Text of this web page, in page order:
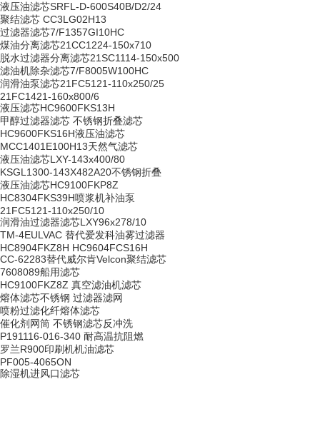
液压油滤芯SRFL-D-600S40B/D2/24
聚结滤芯 CC3LG02H13
过滤器滤芯7/F1357GI10HC
煤油分离滤芯21CC1224-150x710
脱水过滤器分离滤芯21SC1114-150x500
滤油机除杂滤芯7/F8005W100HC
润滑油泵滤芯21FC5121-110x250/25
21FC1421-160x800/6
液压滤芯HC9600FKS13H
甲醇过滤器滤芯 不锈钢折叠滤芯
HC9600FKS16H液压油滤芯
MCC1401E100H13天然气滤芯
液压油滤芯LXY-143x400/80
KSGL1300-143X482A20不锈钢折叠
液压油滤芯HC9100FKP8Z
HC8304FKS39H喷浆机补油泵
21FC5121-110x250/10
润滑油过滤器滤芯LXY96x278/10
TM-4EULVAC 替代爱发科油雾过滤器
HC8904FKZ8H HC9604FCS16H
CC-62283替代威尔肯Velcon聚结滤芯
7608089船用滤芯
HC9100FKZ8Z 真空滤油机滤芯
熔体滤芯不锈钢 过滤器滤网
喷粉过滤化纤熔体滤芯
催化剂网筒 不锈钢滤芯反冲洗
P191116-016-340 耐高温抗阻燃
罗兰R900印刷机机油滤芯
PF005-4065ON
除湿机进风口滤芯